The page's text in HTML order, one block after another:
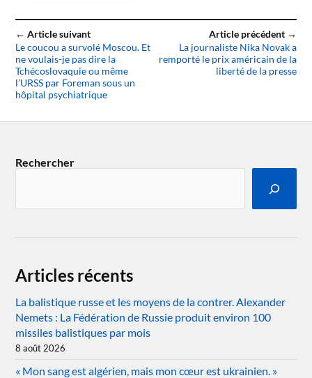
← Article suivant
Le coucou a survolé Moscou. Et
ne voulais-je pas dire la
Tchécoslovaquie ou même
l’URSS par Foreman sous un
hôpital psychiatrique
Article précédent →
La journaliste Nika Novak a
remporté le prix américain de la
liberté de la presse
Rechercher
Articles récents
La balistique russe et les moyens de la contrer. Alexander
Nemets : La Fédération de Russie produit environ 100
missiles balistiques par mois
8 août 2026
« Mon sang est algérien, mais mon cœur est ukrainien. »